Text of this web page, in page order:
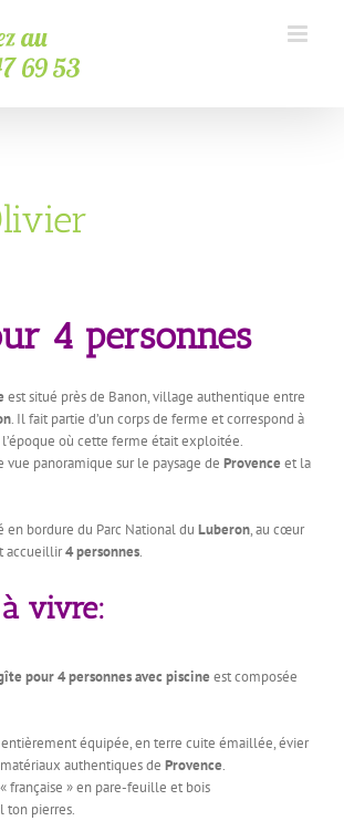
4 personnes
est situé près de Banon, village authentique entre
. Il fait partie d’un corps de ferme et correspond à
l’époque où cette ferme était exploitée.
vue panoramique sur le paysage de Provence et la
en bordure du Parc National du Luberon, au cœur
accueillir4 personnes.
vivre:
pour 4 personnes avec piscine est composée
équipée, en terre cuite émaillée, évier
authentiques de Provence.
française » en pare-feuille et bois
ton pierres.